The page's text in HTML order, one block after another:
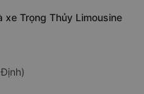
xe Trọng Thủy Limousine